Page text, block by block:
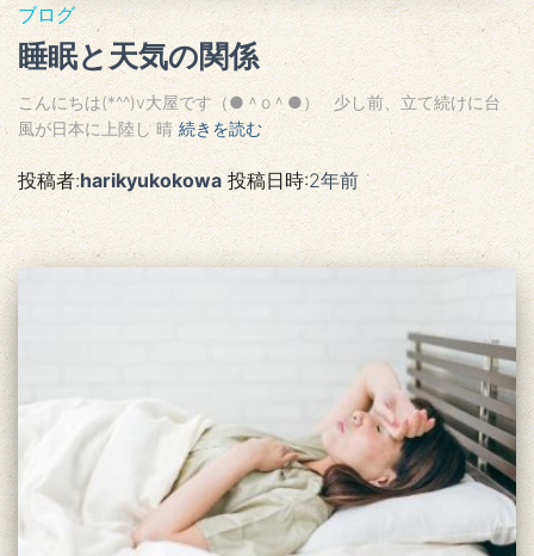
ブログ
睡眠と天気の関係
こんにちは(*^^)v大屋です（●＾o＾●） 少し前、立て続けに台
風が日本に上陸し 晴 続きを読む
投稿者:harikyukokowa 投稿日時:2年前